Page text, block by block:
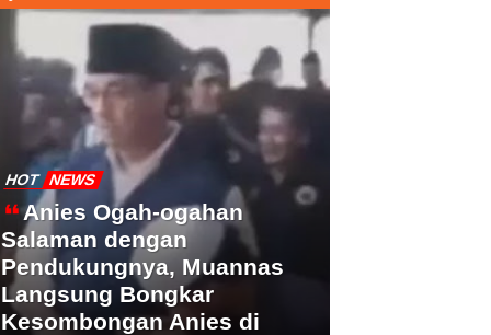
HOT NEWS
Anies Ogah-ogahan
Salaman dengan
Pendukungnya, Muannas
Langsung Bongkar
Kesombongan Anies di